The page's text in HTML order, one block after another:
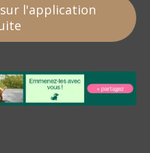
l'application